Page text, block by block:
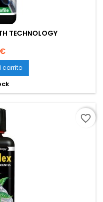
TECHNOLOGY
carrito
favorite_border